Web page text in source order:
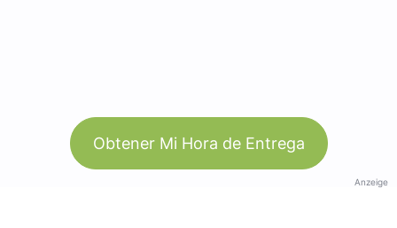
Obtener Mi Hora de Entrega
Anzeige